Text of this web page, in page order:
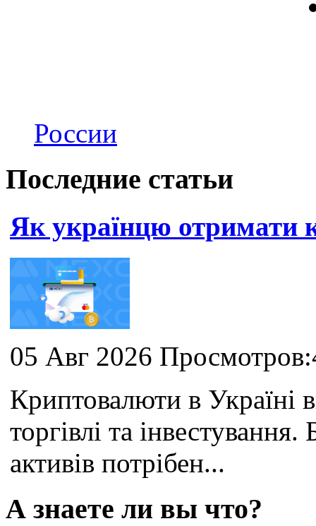
России
Последние статьи
Як українцю отримати
05 Авг 2026
Криптовалюти в Україні
торгівлі та
активів потрібен...
А знаете ли вы что?